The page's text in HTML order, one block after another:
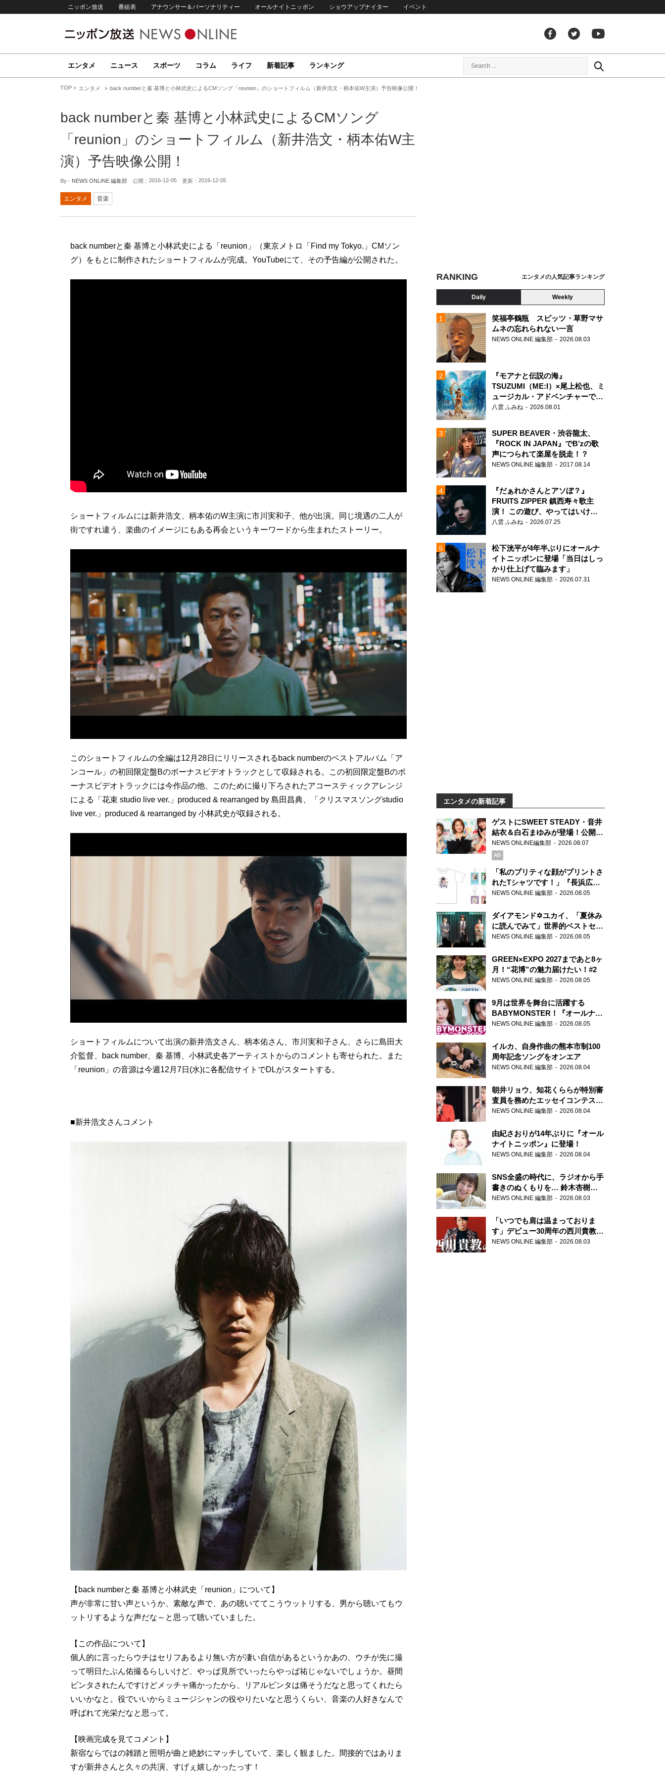
ニッポン放送 番組表 アナウンサー＆パーソナリティー オールナイトニッポン ショウアップナイター イベント
エンタメ ニュース スポーツ コラム ライフ 新着記事 ランキング
TOP エンタメ back numberと秦 基博と小林武史によるCMソング「reunion」のショートフィルム（新井浩文・柄本佑W主演）予告映像公開！
back numberと秦 基博と小林武史によるCMソング
「reunion」のショートフィルム（新井浩文・柄本佑W主
演）予告映像公開！
By - NEWS ONLINE 編集部 公開： 2016-12-05 更新： 2016-12-05
エンタメ 音楽
back numberと秦 基博と小林武史による「reunion」（東京メトロ「Find my Tokyo.」CMソン
グ）をもとに制作されたショートフィルムが完成。YouTubeにて、その予告編が公開された。
ショートフィルムには新井浩文、柄本佑のW主演に市川実和子、他が出演。同じ境遇の二人が
街ですれ違う、楽曲のイメージにもある再会というキーワードから生まれたストーリー。
このショートフィルムの全編は12月28日にリリースされるback numberのベストアルバム「ア
ンコール」の初回限定盤Bのボーナスビデオトラックとして収録される。この初回限定盤Bのボ
ーナスビデオトラックには今作品の他、このために撮り下ろされたアコースティックアレンジ
による「花束 studio live ver.」produced & rearranged by 島田昌典、「クリスマスソングstudio
live ver.」produced & rearranged by 小林武史が収録される。
ショートフィルムについて出演の新井浩文さん、柄本佑さん、市川実和子さん、さらに島田大
介監督、back number、秦 基博、小林武史各アーティストからのコメントも寄せられた。また
「reunion」の音源は今週12月7日(水)に各配信サイトでDLがスタートする。
■新井浩文さんコメント
【back numberと秦 基博と小林武史「reunion」について】
声が非常に甘い声というか、素敵な声で、あの聴いててこうウットリする、男から聴いてもウ
ットリするような声だな～と思って聴いていました。
【この作品について】
個人的に言ったらウチはセリフあるより無い方が凄い自信があるというかあの、ウチが先に撮
って明日たぶん佑撮るらしいけど、やっぱ見所でいったらやっぱ祐じゃないでしょうか。昼間
ビンタされたんですけどメッチャ痛かったから、リアルビンタは痛そうだなと思ってくれたら
いいかなと。役でいいからミュージシャンの役やりたいなと思うくらい、音楽の人好きなんで
呼ばれて光栄だなと思って。
【映画完成を見てコメント】
新宿ならではの雑踏と照明が曲と絶妙にマッチしていて、楽しく観ました。間接的ではありま
すが新井さんと久々の共演、すげぇ嬉しかったっす！
RANKING エンタメの人気記事ランキング
Daily Weekly
笑福亭鶴瓶 スピッツ・草野マサ
ムネの忘れられない一言
NEWS ONLINE 編集部 2026.08.03
『モアナと伝説の海』
TSUZUMI（ME:I）×尾上松也、ミ
ュージカル・アドベンチャーで美
声を響かせる
八雲 ふみね 2026.08.01
SUPER BEAVER・渋谷龍太、
『ROCK IN JAPAN』でB’zの歌
声につられて楽屋を脱走！？
NEWS ONLINE 編集部 2017.08.14
『だぁれかさんとアソぼ？』
FRUITS ZIPPER 鎮西寿々歌主
演！ この遊び、やってはいけま
せん。
八雲 ふみね 2026.07.25
松下洸平が4年半ぶりにオールナ
イトニッポンに登場「当日はしっ
かり仕上げて臨みます」
NEWS ONLINE 編集部 2026.07.31
エンタメの新着記事
ゲストにSWEET STEADY・音井
結衣＆白石まゆみが登場！公開収
録で素顔全開！
NEWS ONLINE編集部 2026.08.07
AD
「私のプリティな顔がプリントさ
れたTシャツです！」『長浜広奈
天下無双』初の番組グッズ発売
NEWS ONLINE 編集部 2026.08.05
ダイアモンド✡ユカイ、「夏休み
に読んでみて」世界的ベストセラ
ー『アナスタシア』を紹介
NEWS ONLINE 編集部 2026.08.05
GREEN×EXPO 2027まであと8ヶ
月！“花博”の魅力届けたい！#2
NEWS ONLINE 編集部 2026.08.05
9月は世界を舞台に活躍する
BABYMONSTER！『オールナイ
トニッポンPODCAST』月替わり
NEWS ONLINE 編集部 2026.08.05
イルカ、自身作曲の熊本市制100
周年記念ソングをオンエア
NEWS ONLINE 編集部 2026.08.04
朝井リョウ、知花くららが特別審
査員を務めたエッセイコンテスト
の特別番組「#いまあなたに伝え
NEWS ONLINE 編集部 2026.08.04
由紀さおりが14年ぶりに『オール
ナイトニッポン』に登場！
NEWS ONLINE 編集部 2026.08.04
SNS全盛の時代に、ラジオから手
書きのぬくもりを… 鈴木杏樹の
直筆はがきが届く！
郵便局
NEWS ONLINE 編集部 2026.08.03
「いつでも肩は温まっておりま
す」デビュー30周年の西川貴教が
『オールナイトニッポン』に登
NEWS ONLINE 編集部 2026.08.03